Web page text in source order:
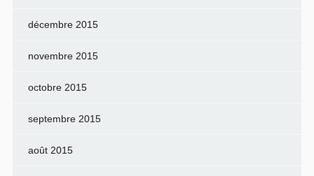
décembre 2015
novembre 2015
octobre 2015
septembre 2015
août 2015